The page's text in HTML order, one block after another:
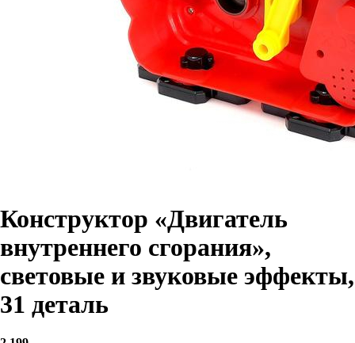
Конструктор «Двигатель
внутреннего сгорания»,
световые и звуковые эффекты,
31 деталь